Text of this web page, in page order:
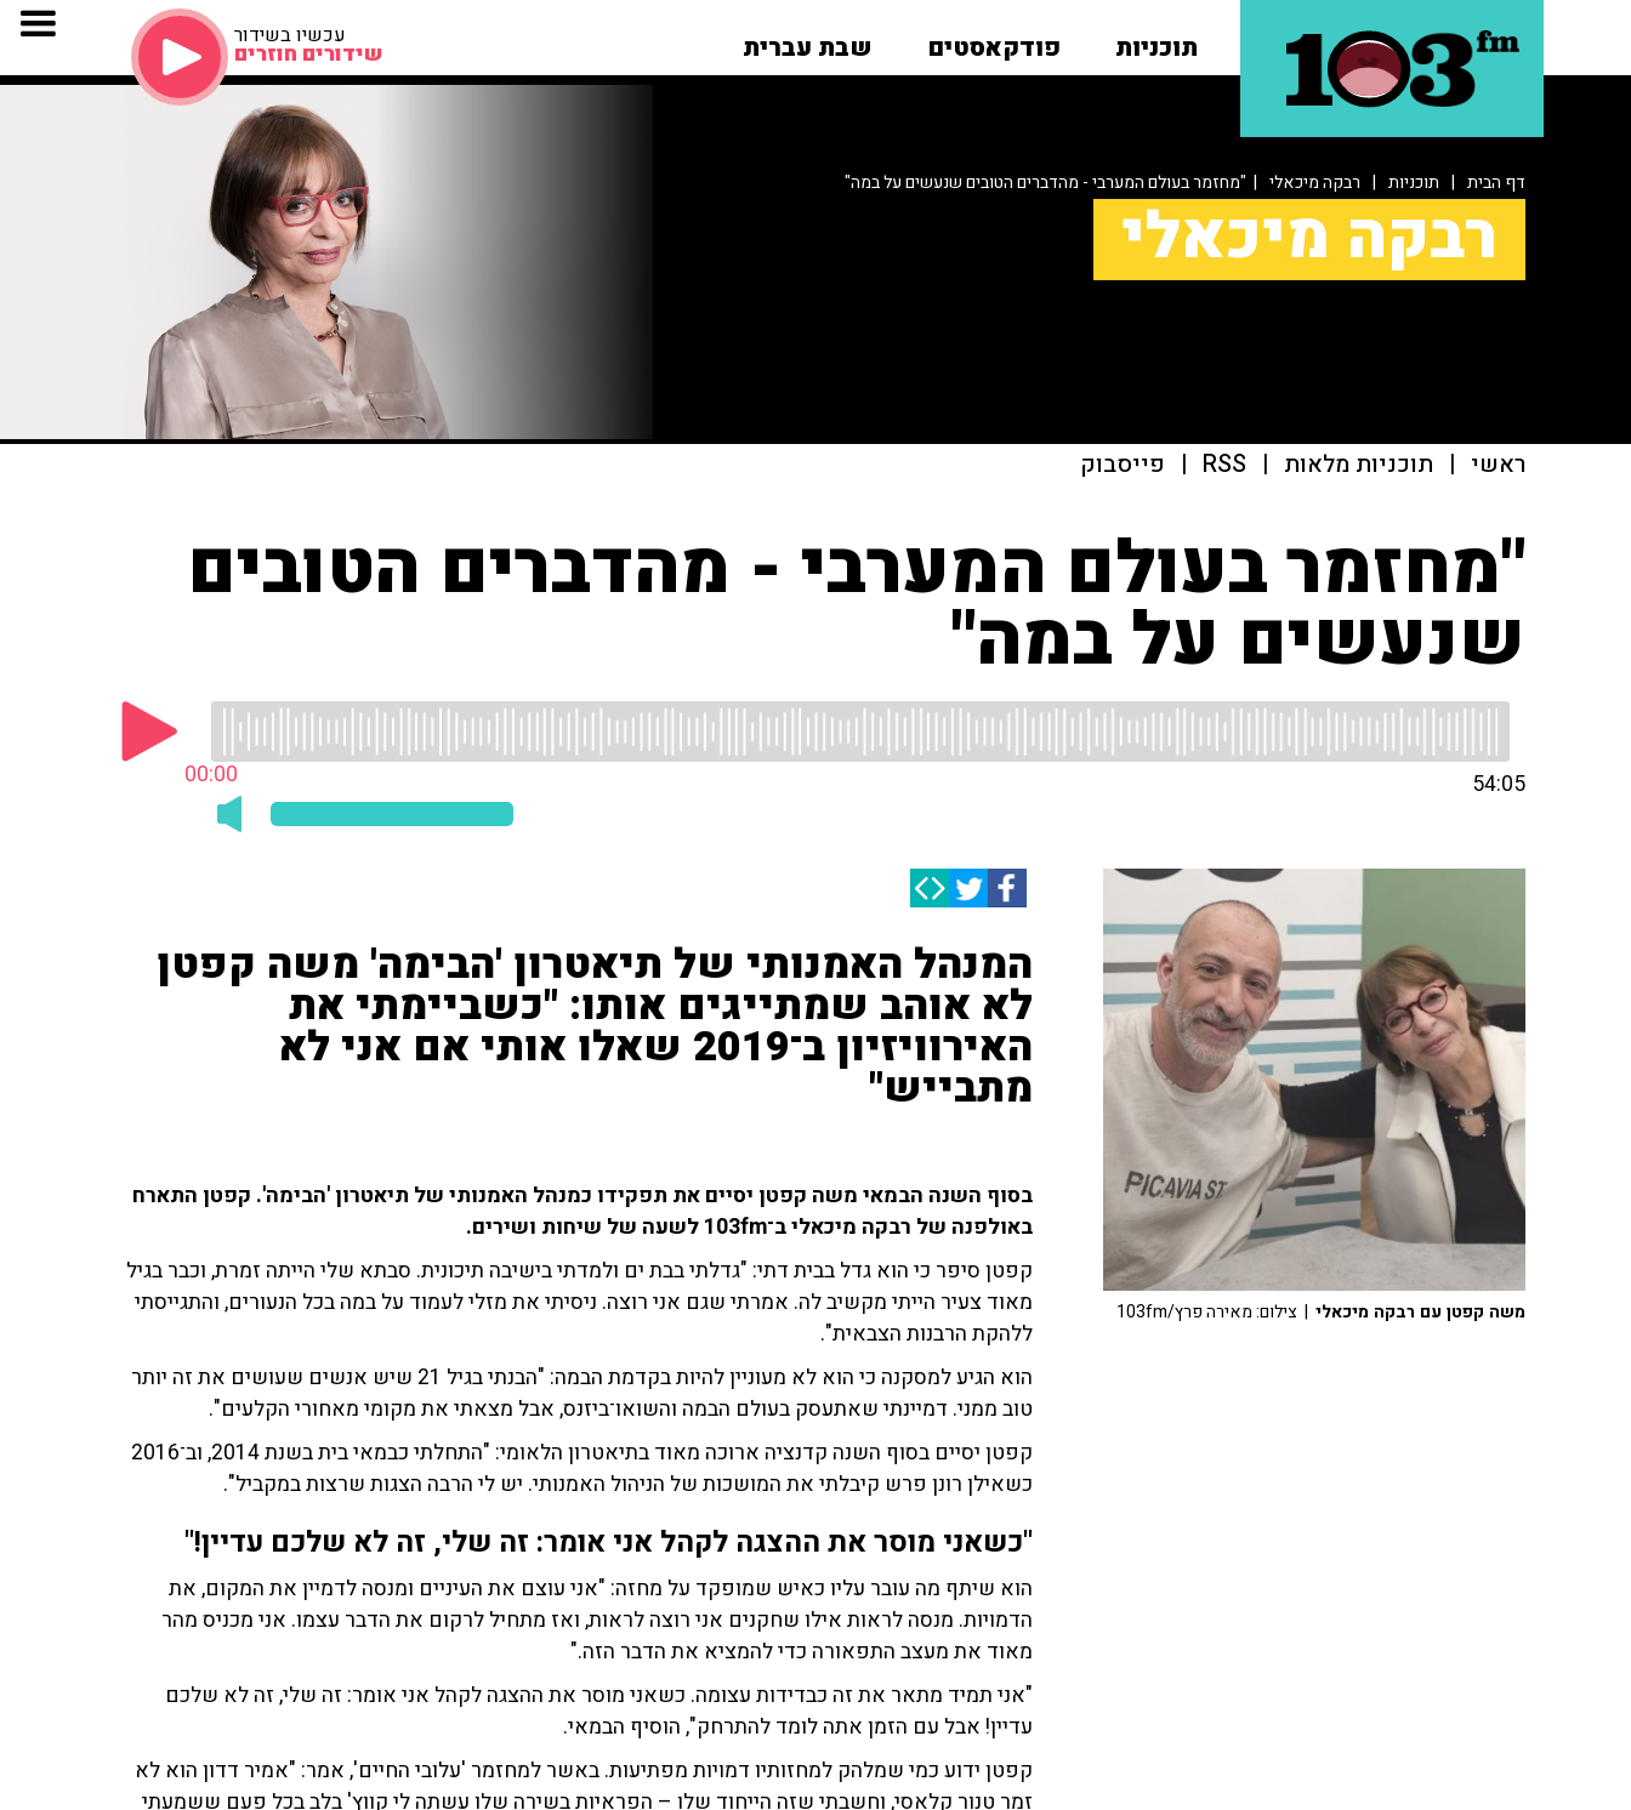
תוכניות פודקאסטים שבת עברית עכשיו בשידור
שידורים חוזרים
דף הבית | תוכניות | רבקה מיכאלי | "מחזמר בעולם המערבי - מהדברים הטובים שנעשים על במה"
רבקה מיכאלי
ראשי | תוכניות מלאות |
RSS
| פייסבוק
"מחזמר בעולם המערבי - מהדברים הטובים
שנעשים על במה"
00:00 54:05
המנהל האמנותי של תיאטרון 'הבימה' משה קפטן
לא אוהב שמתייגים אותו: "כשביימתי את
האירוויזיון ב־2019 שאלו אותי אם אני לא
מתבייש"
בסוף השנה הבמאי משה קפטן יסיים את תפקידו כמנהל האמנותי של תיאטרון 'הבימה'. קפטן התארח
באולפנה של רבקה מיכאלי ב־103fm לשעה של שיחות ושירים.
קפטן סיפר כי הוא גדל בבית דתי: "גדלתי בבת ים ולמדתי בישיבה תיכונית. סבתא שלי הייתה זמרת, וכבר בגיל
מאוד צעיר הייתי מקשיב לה. אמרתי שגם אני רוצה. ניסיתי את מזלי לעמוד על במה בכל הנעורים, והתגייסתי
ללהקת הרבנות הצבאית".
הוא הגיע למסקנה כי הוא לא מעוניין להיות בקדמת הבמה: "הבנתי בגיל 21 שיש אנשים שעושים את זה יותר
טוב ממני. דמיינתי שאתעסק בעולם הבמה והשואו־ביזנס, אבל מצאתי את מקומי מאחורי הקלעים".
קפטן יסיים בסוף השנה קדנציה ארוכה מאוד בתיאטרון הלאומי: "התחלתי כבמאי בית בשנת 2014, וב־2016
כשאילן רונן פרש קיבלתי את המושכות של הניהול האמנותי. יש לי הרבה הצגות שרצות במקביל".
"כשאני מוסר את ההצגה לקהל אני אומר: זה שלי, זה לא שלכם עדיין!"
הוא שיתף מה עובר עליו כאיש שמופקד על מחזה: "אני עוצם את העיניים ומנסה לדמיין את המקום, את
הדמויות. מנסה לראות אילו שחקנים אני רוצה לראות, ואז מתחיל לרקום את הדבר עצמו. אני מכניס מהר
מאוד את מעצב התפאורה כדי להמציא את הדבר הזה."
"אני תמיד מתאר את זה כבדידות עצומה. כשאני מוסר את ההצגה לקהל אני אומר: זה שלי, זה לא שלכם
עדיין! אבל עם הזמן אתה לומד להתרחק", הוסיף הבמאי.
קפטן ידוע כמי שמלהק למחזותיו דמויות מפתיעות. באשר למחזמר 'עלובי החיים', אמר: "אמיר דדון הוא לא
זמר טנור קלאסי, וחשבתי שזה הייחוד שלו – הפראיות בשירה שלו עשתה לי קווץ' בלב בכל פעם ששמעתי
משה קפטן עם רבקה מיכאלי | צילום: מאירה פרץ/103fm